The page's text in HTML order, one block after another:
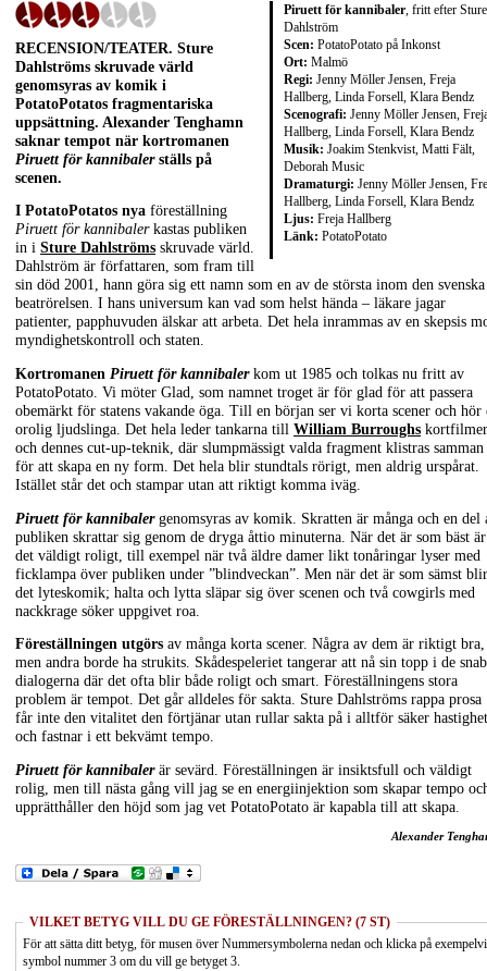
Piruett för kannibaler, fritt efter Sture
Dahlström
Scen: PotatoPotato på Inkonst
Ort: Malmö
Regi: Jenny Möller Jensen, Freja
Hallberg, Linda Forsell, Klara Bendz
Scenografi: Jenny Möller Jensen,
Hallberg, Linda Forsell, Klara Bendz
Musik: Joakim Stenkvist, Matti Fält,
Deborah Music
Dramaturgi: Jenny Möller Jensen,
Hallberg, Linda Forsell, Klara Bendz
Ljus: Freja Hallberg
Länk: PotatoPotato
RECENSION/TEATER. Sture
Dahlströms skruvade värld
genomsyras av komik i
PotatoPotatos fragmentariska
uppsättning. Alexander Tenghamn
saknar tempot när kortromanen
Piruett för kannibalerställs på
scenen.
I PotatoPotatos nya föreställning
Piruett för kannibalerkastas publiken
in i Sture Dahlströms skruvade värld.
Dahlström är författaren, som fram till
sin död 2001, hann göra sig ett namn som en av de största inom den svenska
beatrörelsen. I hans universum kan vad som helst hända – läkare jagar
patienter, papphuvuden älskar att arbeta. Det hela inrammas av en skepsis
myndighetskontroll och staten.
Kortromanen Piruett för kannibalerkom ut 1985 och tolkas nu fritt av
PotatoPotato. Vi möter Glad, som namnet troget är för glad för att passera
obemärkt för statens vakande öga. Till en början ser vi korta scener och hör
orolig ljudslinga. Det hela leder tankarna till William Burroughs kortfilmer
och dennes cut-up-teknik, där slumpmässigt valda fragment klistras samman
för att skapa en ny form. Det hela blir stundtals rörigt, men aldrig urspårat.
Istället står det och stampar utan att riktigt komma iväg.
Piruett för kannibalergenomsyras av komik. Skratten är många och en del
publiken skrattar sig genom de dryga åttio minuterna. När det är som bäst är
det väldigt roligt, till exempel när två äldre damer likt tonåringar lyser med
ficklampa över publiken under ”blindveckan”. Men när det är som sämst blir
det lyteskomik; halta och lytta släpar sig över scenen och två cowgirls med
nackkrage söker uppgivet roa.
Föreställningen utgörs av många korta scener. Några av dem är riktigt bra,
men andra borde ha strukits. Skådespeleriet tangerar att nå sin topp i de
dialogerna där det ofta blir både roligt och smart. Föreställningens stora
problem är tempot. Det går alldeles för sakta. Sture Dahlströms rappa prosa
får inte den vitalitet den förtjänar utan rullar sakta på i alltför säker hastighet
och fastnar i ett bekvämt tempo.
Piruett för kannibalerär sevärd. Föreställningen är insiktsfull och väldigt
rolig, men till nästa gång vill jag se en energiinjektion som skapar tempo
upprätthåller den höjd som jag vet PotatoPotato är kapabla till att skapa.
Alexander
VILKET BETYG VILL DU GE FÖRESTÄLLNINGEN? (7 ST)
För att sätta ditt betyg, för musen över Nummersymbolerna nedan och klicka på
symbol nummer 3 om du vill ge betyget 3.